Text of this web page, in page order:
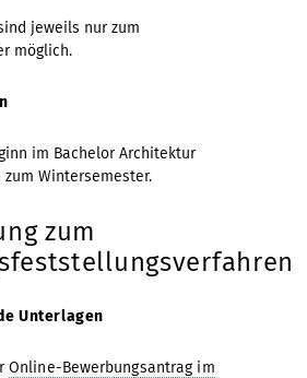
jeweils nur zum
möglich.
im Bachelor Architektur
Wintersemester.
zum
Unterlagen
Online-Bewerbungsantrag im